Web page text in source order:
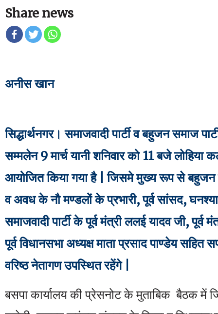
Share news
अनीस खान
सिद्धार्थनगर। समाजवादी पार्टी व बहुजन समाज
सम्मलेन 9 मार्च यानी शनिवार को 11 बजे लोहिया
आयोजित किया गया है | जिसमे मुख्य रूप से बहुजन
व अवध के नौ मण्डलों के प्रभारी, पूर्व सांसद,
समाजवादी पार्टी के पूर्व मंत्री ललई यादव जी, पूर्व
पूर्व विधानसभा अध्यक्ष माता प्रसाद पाण्डेय सहित
वरिष्ठ नेतागण उपस्थित रहेंगे |
बसपा कार्यालय की प्रेसनोट के मुताबिक बैठक में